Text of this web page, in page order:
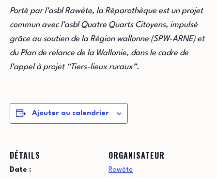
Porté par l’asbl Rawète, la Réparothèque est un projet
commun avec l’asbl Quatre Quarts Citoyens, impulsé
grâce au soutien de la Région wallonne (SPW-ARNE) et
du Plan de relance de la Wallonie, dans le cadre de
l’appel à projet “Tiers-lieux ruraux”.
Ajouter au calendrier
DÉTAILS
Date :
ORGANISATEUR
Rawète